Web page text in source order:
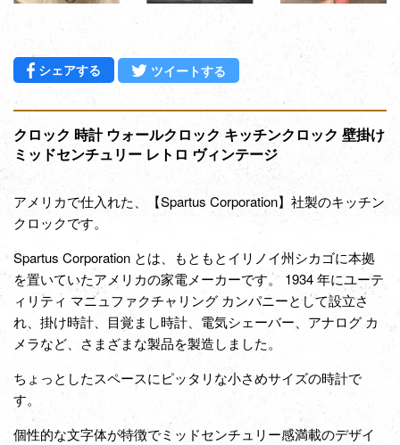
シェアする Facebookでシェアする
ツイートする
クロック 時計 ウォールクロック キッチンクロック 壁掛け
ミッドセンチュリー レトロ ヴィンテージ
アメリカで仕入れた、【Spartus Corporation】社製のキッチン
クロックです。
Spartus Corporation とは、もともとイリノイ州シカゴに本拠
を置いていたアメリカの家電メーカーです。 1934 年にユーテ
ィリティ マニュファクチャリング カンパニーとして設立さ
れ、掛け時計、目覚まし時計、電気シェーバー、アナログ カ
メラなど、さまざまな製品を製造しました。
ちょっとしたスペースにピッタリな小さめサイズの時計で
す。
個性的な文字体が特徴でミッドセンチュリー感満載のデザイ